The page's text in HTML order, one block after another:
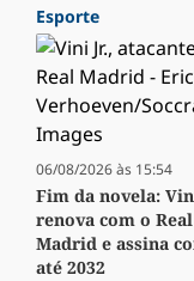
Esporte
06/08/2026 às 15:54
Fim da novela:
renova com o Real
Madrid e assina
até 2032